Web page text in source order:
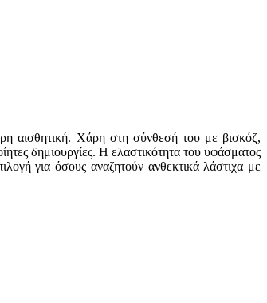
αισθητική. Χάρη στη σύνθεσή του με βισκόζ,
δημιουργίες. Η ελαστικότητα του υφάσματος
για όσους αναζητούν ανθεκτικά λάστιχα με